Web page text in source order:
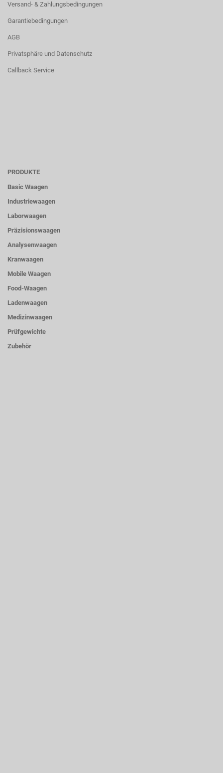
Versand- & Zahlungsbedingungen
Garantiebedingungen
AGB
Privatsphäre und Datenschutz
Callback Service
PRODUKTE
Basic Waagen
Industriewaagen
Laborwaagen
Präzisionswaagen
Analysenwaagen
Kranwaagen
Mobile Waagen
Food-Waagen
Ladenwaagen
Medizinwaagen
Prüfgewichte
Zubehör